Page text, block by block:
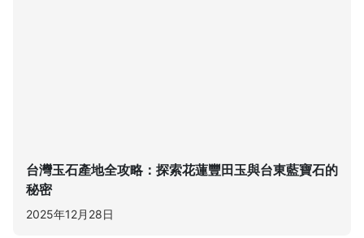
台灣玉石產地全攻略：探索花蓮豐田玉與台東藍寶石的
秘密
2025年12月28日